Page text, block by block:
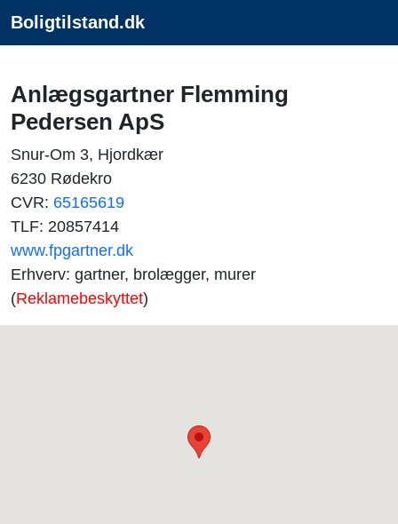
Boligtilstand.dk
Anlægsgartner Flemming
Pedersen ApS
Snur-Om 3, Hjordkær
6230 Rødekro
CVR: 65165619
TLF: 20857414
www.fpgartner.dk
Erhverv: gartner, brolægger, murer
(Reklamebeskyttet)